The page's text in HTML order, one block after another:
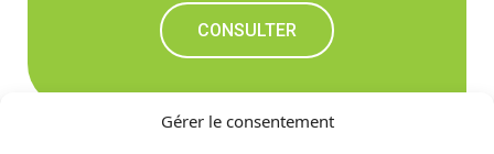
Gérer le consentement
CONSULTER